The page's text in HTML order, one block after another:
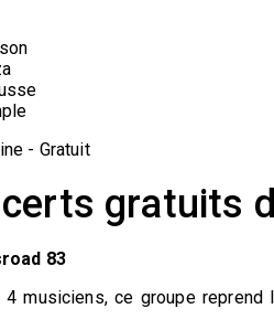
- Gratuit
gratuits
83
4 musiciens, ce groupe